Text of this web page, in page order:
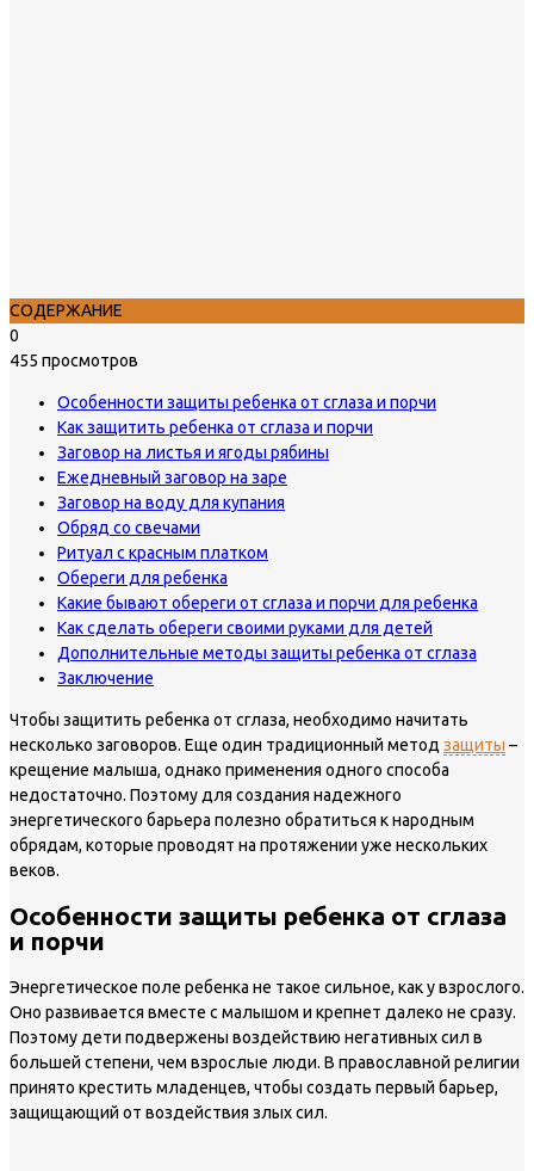
СОДЕРЖАНИЕ
0
455 просмотров
Особенности защиты ребенка от сглаза и порчи
Как защитить ребенка от сглаза и порчи
Заговор на листья и ягоды рябины
Ежедневный заговор на заре
Заговор на воду для купания
Обряд со свечами
Ритуал с красным платком
Обереги для ребенка
Какие бывают обереги от сглаза и порчи для ребенка
Как сделать обереги своими руками для детей
Дополнительные методы защиты ребенка от сглаза
Заключение
Чтобы защитить ребенка от сглаза, необходимо начитать
несколько заговоров. Еще один традиционный метод защиты –
крещение малыша, однако применения одного способа
недостаточно. Поэтому для создания надежного
энергетического барьера полезно обратиться к народным
обрядам, которые проводят на протяжении уже нескольких
веков.
Особенности защиты ребенка от сглаза
и порчи
Энергетическое поле ребенка не такое сильное, как у взрослого.
Оно развивается вместе с малышом и крепнет далеко не сразу.
Поэтому дети подвержены воздействию негативных сил в
большей степени, чем взрослые люди. В православной религии
принято крестить младенцев, чтобы создать первый барьер,
защищающий от воздействия злых сил.